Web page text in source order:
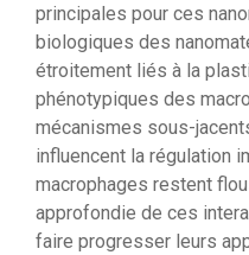
principales pour ces
biologiques des
étroitement liés à la
phénotypiques des
mécanismes sous-
influencent la régulation
macrophages restent
approfondie de ces
faire progresser leurs